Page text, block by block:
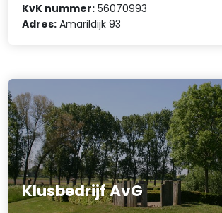
KvK nummer: 56070993
Adres: Amarildijk 93
Klusbedrijf AvG